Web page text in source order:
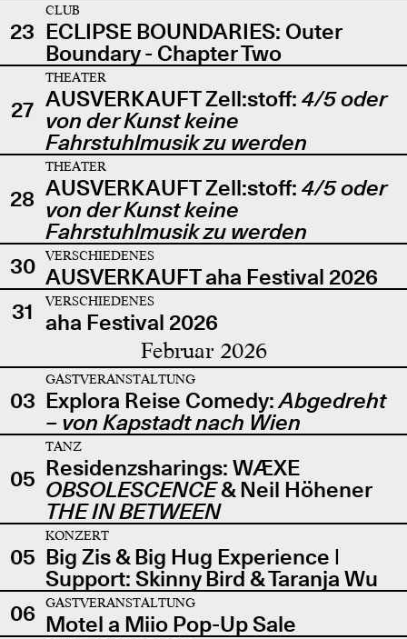
23
CLUB
ECLIPSE BOUNDARIES: Outer
Boundary - Chapter Two
27
THEATER
AUSVERKAUFT Zell:stoff: 4/5 oder
von der Kunst keine
Fahrstuhlmusik zu werden
28
THEATER
AUSVERKAUFT Zell:stoff: 4/5 oder
von der Kunst keine
Fahrstuhlmusik zu werden
30
VERSCHIEDENES
AUSVERKAUFT aha Festival 2026
31
VERSCHIEDENES
aha Festival 2026
Februar 2026
03
GASTVERANSTALTUNG
Explora Reise Comedy:Abgedreht
– von Kapstadt nach Wien
05
TANZ
Residenzsharings: WÆXE
OBSOLESCENCE& Neil Höhener
THE IN BETWEEN
05
KONZERT
Big Zis & Big Hug Experience |
Support: Skinny Bird & Taranja Wu
06
GASTVERANSTALTUNG
Motel a Miio Pop-Up Sale